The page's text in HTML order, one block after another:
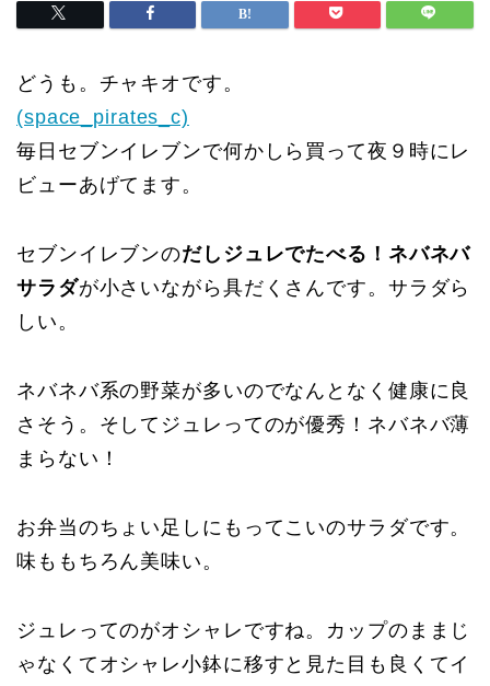
どうも。チャキオです。
(space_pirates_c)
毎日セブンイレブンで何かしら買って夜９時にレ
ビューあげてます。
セブンイレブンのだしジュレでたべる！ネバネバ
サラダが小さいながら具だくさんです。サラダら
しい。
ネバネバ系の野菜が多いのでなんとなく健康に良
さそう。そしてジュレってのが優秀！ネバネバ薄
まらない！
お弁当のちょい足しにもってこいのサラダです。
味ももちろん美味い。
ジュレってのがオシャレですね。カップのままじ
ゃなくてオシャレ小鉢に移すと見た目も良くてイ